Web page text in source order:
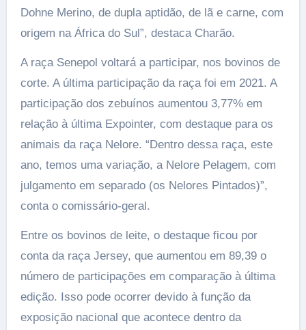
Dohne Merino, de dupla aptidão, de lã e carne, com
origem na África do Sul”, destaca Charão.
A raça Senepol voltará a participar, nos bovinos de
corte. A última participação da raça foi em 2021. A
participação dos zebuínos aumentou 3,77% em
relação à última Expointer, com destaque para os
animais da raça Nelore. “Dentro dessa raça, este
ano, temos uma variação, a Nelore Pelagem, com
julgamento em separado (os Nelores Pintados)”,
conta o comissário-geral.
Entre os bovinos de leite, o destaque ficou por
conta da raça Jersey, que aumentou em 89,39 o
número de participações em comparação à última
edição. Isso pode ocorrer devido à função da
exposição nacional que acontece dentro da